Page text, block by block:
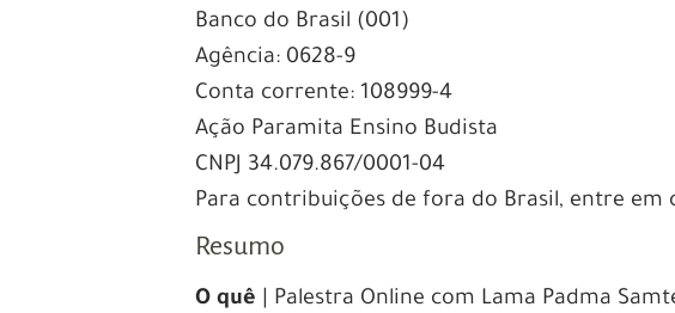
Banco do Brasil (001)
Agência: 0628-9
Conta corrente: 108999-4
Ação Paramita Ensino Budista
CNPJ 34.079.867/0001-04
Para contribuições de fora do Brasil, entre em
Resumo
O quê | Palestra Online com Lama Padma